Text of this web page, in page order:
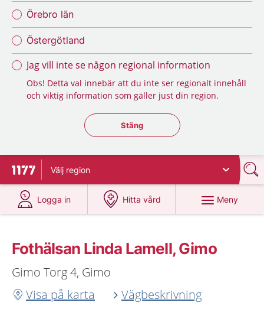
Örebro län
Östergötland
Jag vill inte se någon regional information
Obs! Detta val innebär att du inte ser regionalt innehåll
och viktig information som gäller just din region.
Stäng regionsväljaren
Stäng
Till startsidan för 1177
Välj region
Logga in
på 1177.se
Hitta vård
på 1177.se
Meny
Fothälsan Linda Lamell, Gimo
Gimo Torg 4, Gimo
Visa på karta
Vägbeskrivning